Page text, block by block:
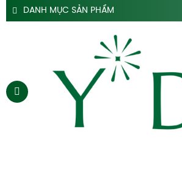
DANH MỤC SẢN PHẨM
SẢN PHẨM HỖ TRỢ DẠ DÀY Y DIỆU
SẢN PHẨM ĐẠI TRÀNG TÁO BÓN Y DIỆU
SẢN PHẨM HÀ THỦ Ô
SẢN PHẨM TAM THẤT Y DIỆU